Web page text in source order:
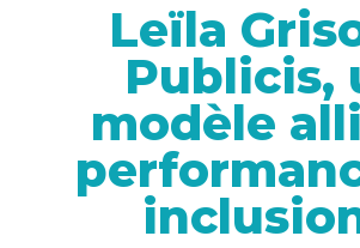
Leïla
Publicis,
modèle